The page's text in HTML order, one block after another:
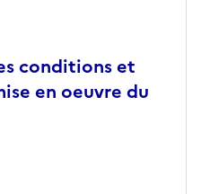
conditions et
en oeuvre du